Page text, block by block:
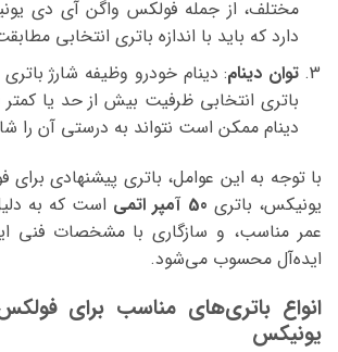
مختلف، از جمله فولکس واگن آی دی
دارد که باید با اندازه باتری انتخابی
توان دینام: دینام خودرو وظیفه شارژ باتری
باتری انتخابی ظرفیت بیش از حد یا کمتر
دینام ممکن است نتواند به درستی آن را
با توجه به این عوامل، باتری پیشنهادی
یونیکس، باتری 50 آمپر اتمی
است که به
عمر مناسب، و سازگاری با مشخصات فنی
ایده‌آل محسوب می‌شود.
انواع باتری‌های مناسب برای
یونیکس